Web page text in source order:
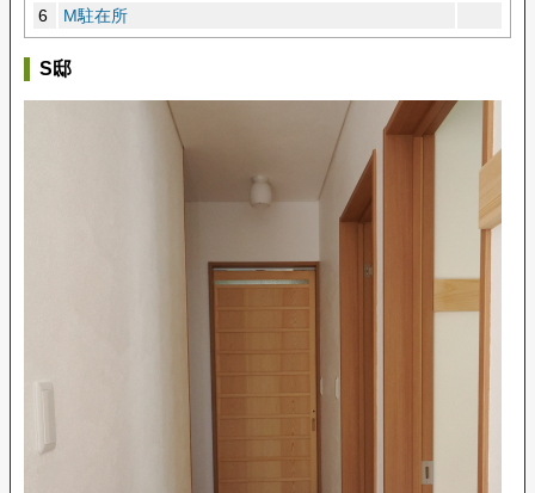
6
M駐在所
S邸